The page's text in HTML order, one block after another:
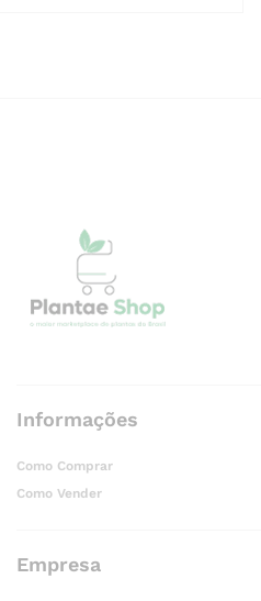
Informações
Como Comprar
Como Vender
Empresa